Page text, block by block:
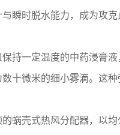
瞬时脱水能力，成为攻
持一定温度的中药浸膏
十微米的细小雾滴。这
蜗壳式热风分配器，以